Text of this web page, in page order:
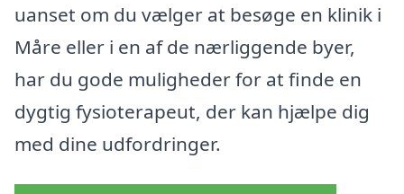
uanset om du vælger at besøge en klinik i
Måre eller i en af de nærliggende byer,
har du gode muligheder for at finde en
dygtig fysioterapeut, der kan hjælpe dig
med dine udfordringer.